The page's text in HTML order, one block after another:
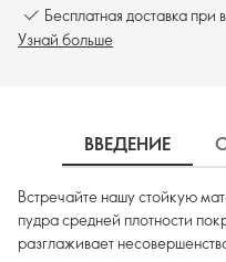
Бесплатная доставка
Узнай больше
ВВЕДЕНИЕ
Встречайте нашу стойкую
пудра средней плотности
разглаживает